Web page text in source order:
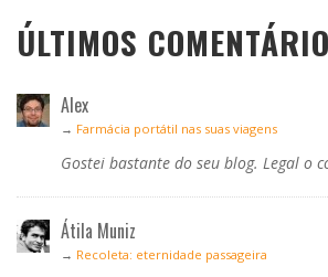
ÚLTIMOS
Alex
→ Farmácia portátil nas suas viagens
Gostei bastante do seu blog. Legal o
Átila Muniz
→ Recoleta: eternidade passageira